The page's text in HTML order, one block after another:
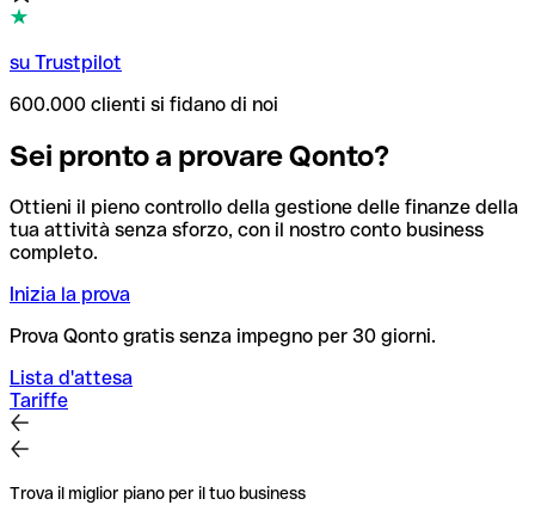
su Trustpilot
600.000 clienti si fidano di noi
Sei pronto a provare Qonto?
Ottieni il pieno controllo della gestione delle finanze della
tua attività senza sforzo, con il nostro conto business
completo.
Inizia la prova
Prova Qonto gratis senza impegno per 30 giorni.
Lista d'attesa
Tariffe
Trova il miglior piano per il tuo business